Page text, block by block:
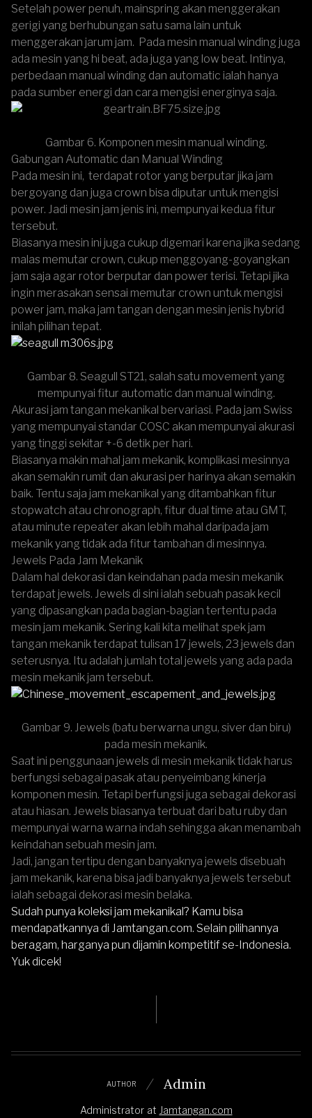
Setelah power penuh, mainspring akan menggerakan
gerigi yang berhubungan satu sama lain untuk
menggerakan jarum jam. Pada mesin manual winding juga
ada mesin yang hi beat, ada juga yang low beat. Intinya,
perbedaan manual winding dan automatic ialah hanya
pada sumber energi dan cara mengisi energinya saja.
Gambar 6. Komponen mesin manual winding.
Gabungan Automatic dan Manual Winding
Pada mesin ini, terdapat rotor yang berputar jika jam
bergoyang dan juga crown bisa diputar untuk mengisi
power. Jadi mesin jam jenis ini, mempunyai kedua fitur
tersebut.
Biasanya mesin ini juga cukup digemari karena jika sedang
malas memutar crown, cukup menggoyang-goyangkan
jam saja agar rotor berputar dan power terisi. Tetapi jika
ingin merasakan sensai memutar crown untuk mengisi
power jam, maka jam tangan dengan mesin jenis hybrid
inilah pilihan tepat.
Gambar 8. Seagull ST21, salah satu movement yang
mempunyai fitur automatic dan manual winding.
Akurasi jam tangan mekanikal bervariasi. Pada jam Swiss
yang mempunyai standar COSC akan mempunyai akurasi
yang tinggi sekitar +-6 detik per hari.
Biasanya makin mahal jam mekanik, komplikasi mesinnya
akan semakin rumit dan akurasi per harinya akan semakin
baik. Tentu saja jam mekanikal yang ditambahkan fitur
stopwatch atau chronograph, fitur dual time atau GMT,
atau minute repeater akan lebih mahal daripada jam
mekanik yang tidak ada fitur tambahan di mesinnya.
Jewels Pada Jam Mekanik
Dalam hal dekorasi dan keindahan pada mesin mekanik
terdapat jewels. Jewels di sini ialah sebuah pasak kecil
yang dipasangkan pada bagian-bagian tertentu pada
mesin jam mekanik. Sering kali kita melihat spek jam
tangan mekanik terdapat tulisan 17 jewels, 23 jewels dan
seterusnya. Itu adalah jumlah total jewels yang ada pada
mesin mekanik jam tersebut.
Gambar 9. Jewels (batu berwarna ungu, siver dan biru)
pada mesin mekanik.
Saat ini penggunaan jewels di mesin mekanik tidak harus
berfungsi sebagai pasak atau penyeimbang kinerja
komponen mesin. Tetapi berfungsi juga sebagai dekorasi
atau hiasan. Jewels biasanya terbuat dari batu ruby dan
mempunyai warna warna indah sehingga akan menambah
keindahan sebuah mesin jam.
Jadi, jangan tertipu dengan banyaknya jewels disebuah
jam mekanik, karena bisa jadi banyaknya jewels tersebut
ialah sebagai dekorasi mesin belaka.
Sudah punya koleksi jam mekanikal? Kamu bisa
mendapatkannya di Jamtangan.com. Selain pilihannya
beragam, harganya pun dijamin kompetitif se-Indonesia.
Yuk dicek!
AUTHOR Admin
Administrator at Jamtangan.com